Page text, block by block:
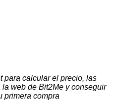
para calcular el precio, las
web de Bit2Me y conseguir
primera compra